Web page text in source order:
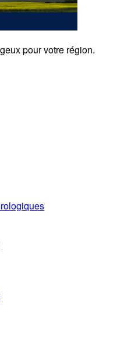
pour votre région.